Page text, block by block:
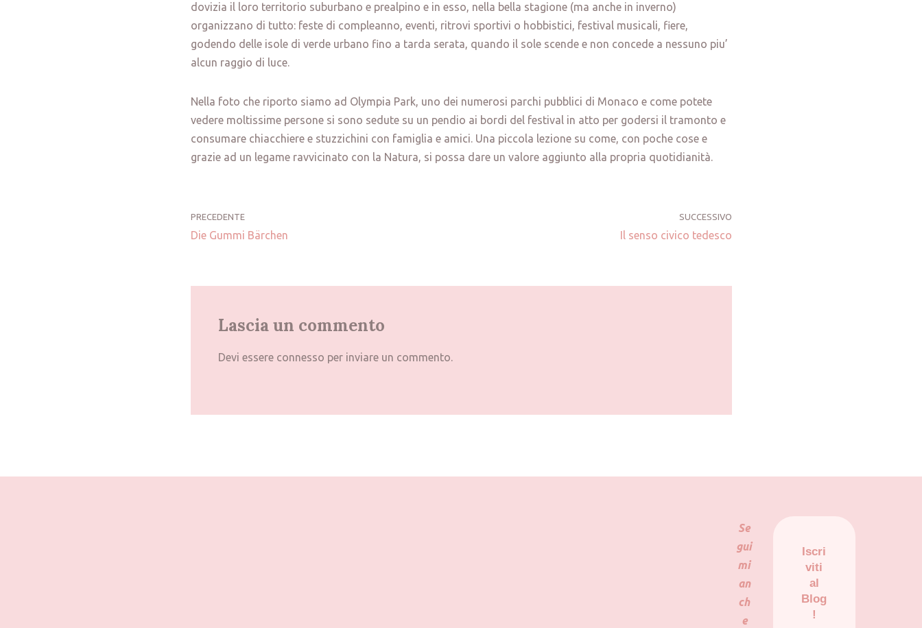
dovizia il loro territorio suburbano e prealpino e in esso, nella bella stagione (ma anche in inverno)
organizzano di tutto: feste di compleanno, eventi, ritrovi sportivi o hobbistici, festival musicali, fiere,
godendo delle isole di verde urbano fino a tarda serata, quando il sole scende e non concede a nessuno piu’
alcun raggio di luce.
Nella foto che riporto siamo ad Olympia Park, uno dei numerosi parchi pubblici di Monaco e come potete
vedere moltissime persone si sono sedute su un pendio ai bordi del festival in atto per godersi il tramonto e
consumare chiacchiere e stuzzichini con famiglia e amici. Una piccola lezione su come, con poche cose e
grazie ad un legame ravvicinato con la Natura, si possa dare un valore aggiunto alla propria quotidianità.
PRECEDENTE
Die Gummi Bärchen
SUCCESSIVO
Il senso civico tedesco
Lascia un commento
Devi essere connesso per inviare un commento.
Se
gui
mi
an
ch
e
Iscri
viti
al
Blog
!